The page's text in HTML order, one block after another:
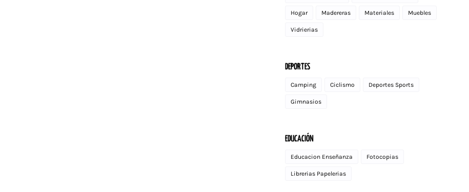
Hogar Madereras Materiales Muebles
Vidrierias
DEPORTES
Camping Ciclismo Deportes Sports
Gimnasios
EDUCACIÓN
Educacion Enseñanza Fotocopias
Librerias Papelerias